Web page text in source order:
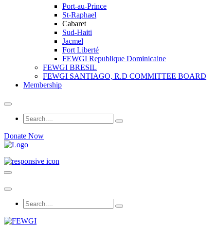
Port-au-Prince
St-Raphael
Cabaret
Sud-Haiti
Jacmel
Fort Liberté
FEWGI Republique Dominicaine
FEWGI BRESIL
FEWGI SANTIAGO, R.D COMMITTEE BOARD
Membership
Donate Now